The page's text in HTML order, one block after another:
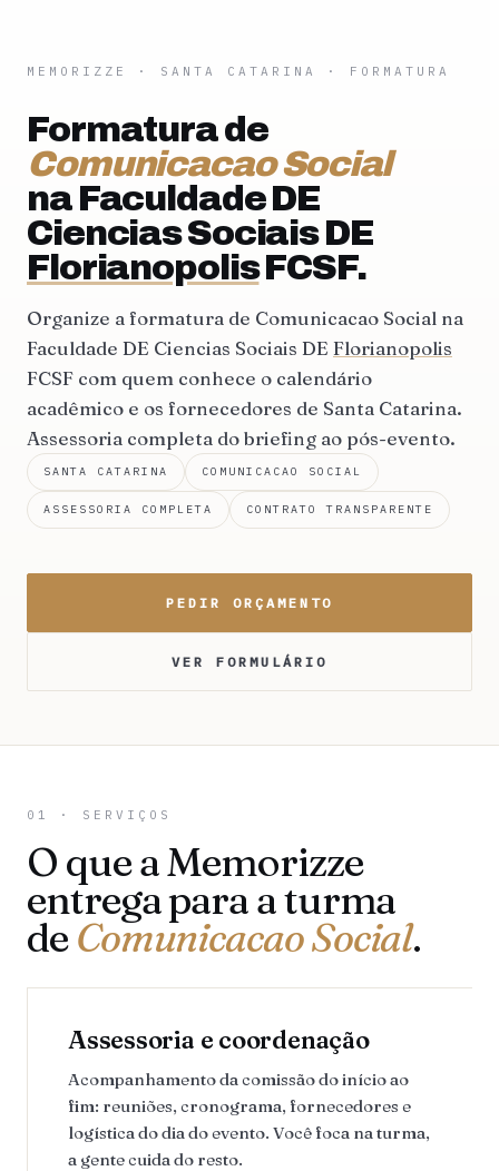
MEMORIZZE · SANTA CATARINA · FORMATURA
Formatura de
Comunicacao Social
na Faculdade DE
Ciencias Sociais DE
FlorianopolisFCSF.
Organize a formatura de Comunicacao Social na
Faculdade DE Ciencias Sociais DE Florianopolis
FCSF com quem conhece o calendário
acadêmico e os fornecedores de Santa Catarina.
Assessoria completa do briefing ao pós-evento.
SANTA CATARINA COMUNICACAO SOCIAL
ASSESSORIA COMPLETA CONTRATO TRANSPARENTE
PEDIR ORÇAMENTO
VER FORMULÁRIO
01 · SERVIÇOS
O que a Memorizze
entrega para a turma
deComunicacao Social.
Assessoria e coordenação
Acompanhamento da comissão do início ao
fim: reuniões, cronograma, fornecedores e
logística do dia do evento. Você foca na turma,
a gente cuida do resto.